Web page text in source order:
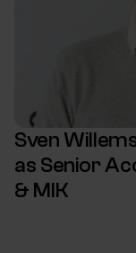
Sven
as Senior
& MIK